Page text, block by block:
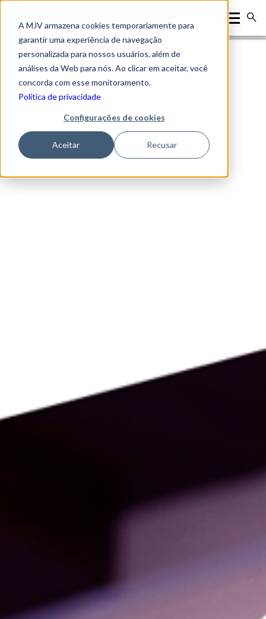
A MJV armazena cookies temporariamente para
garantir uma experiência de navegação
personalizada para nossos usuários, além de
análises da Web para nós. Ao clicar em aceitar, você
concorda com esse monitoramento.
Política de privacidade
Configurações de cookies
Aceitar Recusar